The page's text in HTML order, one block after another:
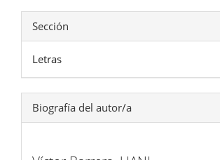
Sección
Letras
Biografía del autor/a